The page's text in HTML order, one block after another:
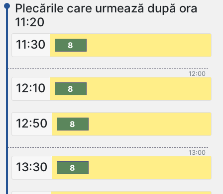
Plecările care urmează după ora
11:20
11:30
8
12:00
12:10 8
12:50 8
13:00
13:30 8